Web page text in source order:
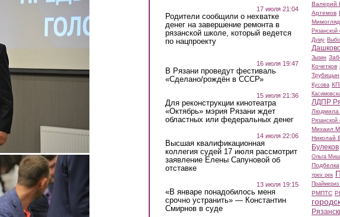
17 июля 21:04
Родители сообщили о нехватке
денег на завершение ремонта в
рязанской школе, который ведется
по нацпроекту
16 июля 19:47
В Рязани проведут фестиваль
«Сделано/рождён в СССР»
15 июля 21:36
Для реконструкции кинотеатра
«Октябрь» мэрия Рязани ждет
областных или федеральных денег
14 июля 22:06
Высшая квалификационная
коллегия судей 17 июля рассмотрит
заявление Елены Сапуновой об
отставке
13 июля 19:15
«В январе понадобилось меня
срочно устранить» — Константин
Смирнов в суде
Валерий
Артемов
Рязанской
Думу
Зызин
Кочетков
Трубицын
Кусова
ЛДПР
Людмила
Рязанской
Михаил
Николай
Булеков
Ольга
Подбелка
трех рек
РМПТС